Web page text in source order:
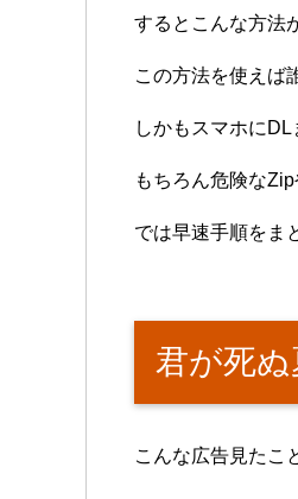
するとこんな方法
この方法を使えば
しかもスマホにDL
もちろん危険な
では早速手順をま
君が死ぬ
こんな広告見たこ